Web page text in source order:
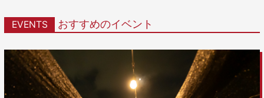
EVENTS おすすめのイベント